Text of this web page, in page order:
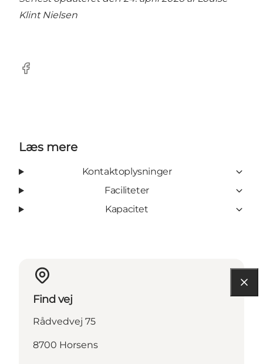
Klint Nielsen
Facebook
Læs mere
Kontaktoplysninger
Faciliteter
Kapacitet
Find vej
Rådvedvej 75
8700 Horsens